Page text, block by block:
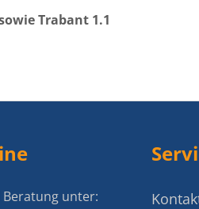
Trabant 1.1
unter: